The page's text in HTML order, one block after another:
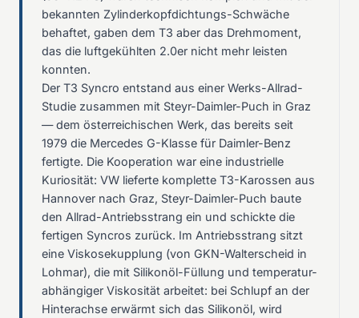
bekannten Zylinderkopfdichtungs-Schwäche
behaftet, gaben dem T3 aber das Drehmoment,
das die luftgekühlten 2.0er nicht mehr leisten
konnten.
Der T3 Syncro entstand aus einer Werks-Allrad-
Studie zusammen mit Steyr-Daimler-Puch in Graz
— dem österreichischen Werk, das bereits seit
1979 die Mercedes G-Klasse für Daimler-Benz
fertigte. Die Kooperation war eine industrielle
Kuriosität: VW lieferte komplette T3-Karossen aus
Hannover nach Graz, Steyr-Daimler-Puch baute
den Allrad-Antriebsstrang ein und schickte die
fertigen Syncros zurück. Im Antriebsstrang sitzt
eine Viskosekupplung (von GKN-Walterscheid in
Lohmar), die mit Silikonöl-Füllung und temperatur-
abhängiger Viskosität arbeitet: bei Schlupf an der
Hinterachse erwärmt sich das Silikonöl, wird